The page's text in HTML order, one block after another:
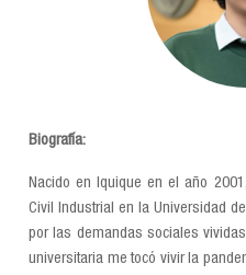
Biografía:
Nacido en Iquique en el año
Civil Industrial en la Universidad
por las demandas sociales
universitaria me tocó vivir la